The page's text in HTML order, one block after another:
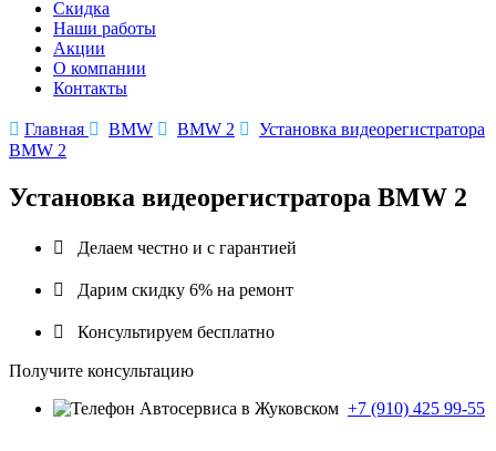
Скидка
Наши работы
Акции
О компании
Контакты
 Главная  BMW  BMW 2  Установка видеорегистратора
BMW 2
Установка видеорегистратора BMW 2
 Делаем честно и с гарантией
 Дарим скидку 6% на ремонт
 Консультируем бесплатно
Получите консультацию
+7 (910) 425 99-55